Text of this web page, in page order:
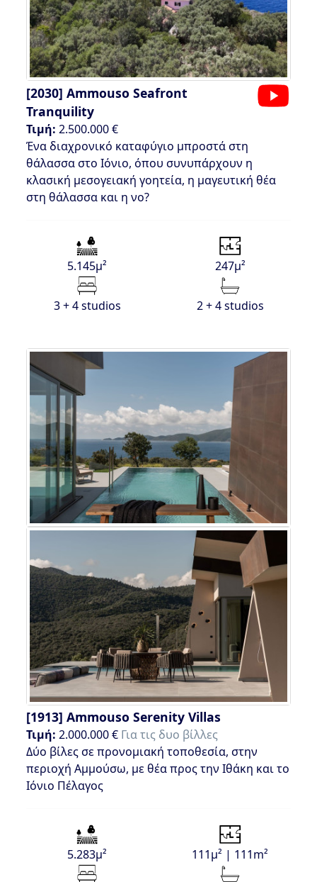
[2030] Ammouso Seafront
Tranquility
Τιμή: 2.500.000 €
Ένα διαχρονικό καταφύγιο μπροστά στη
θάλασσα στο Ιόνιο, όπου συνυπάρχουν η
κλασική μεσογειακή γοητεία, η μαγευτική θέα
στη θάλασσα και η νο?
5.145μ² 247μ²
3 + 4 studios 2 + 4 studios
[1913] Ammouso Serenity Villas
Τιμή: 2.000.000 € Για τις δυο βίλλες
Δύο βίλες σε προνομιακή τοποθεσία, στην
περιοχή Αμμούσω, με θέα προς την Ιθάκη και το
Ιόνιο Πέλαγος
5.283μ² 111μ² | 111m²